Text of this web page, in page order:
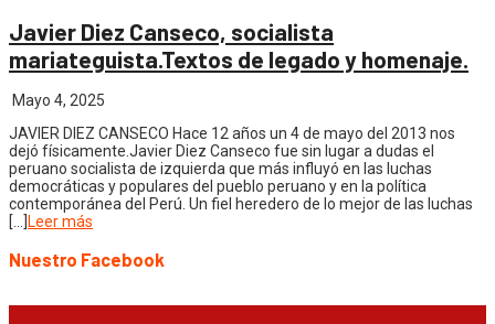
Javier Diez Canseco, socialista
mariateguista.Textos de legado y homenaje.
Mayo 4, 2025
JAVIER DIEZ CANSECO Hace 12 años un 4 de mayo del 2013 nos
dejó físicamente.Javier Diez Canseco fue sin lugar a dudas el
peruano socialista de izquierda que más influyó en las luchas
democráticas y populares del pueblo peruano y en la política
contemporánea del Perú. Un fiel heredero de lo mejor de las luchas
[…] Leer más
Nuestro Facebook